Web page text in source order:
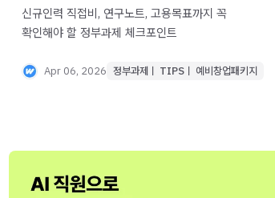
신규인력 직접비, 연구노트, 고용목표까지 꼭
확인해야 할 정부과제 체크포인트
Apr 06, 2026 정부과제ㅣ TIPSㅣ 예비창업패키지